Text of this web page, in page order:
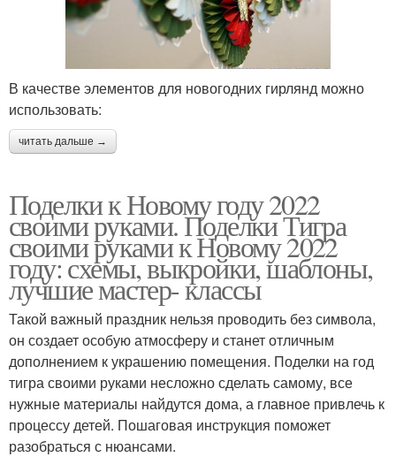
В качестве элементов для новогодних гирлянд можно
использовать:
читать дальше →
Поделки к Новому году 2022
своими руками. Поделки Тигра
своими руками к Новому 2022
году: схемы, выкройки, шаблоны,
лучшие мастер- классы
Такой важный праздник нельзя проводить без символа,
он создает особую атмосферу и станет отличным
дополнением к украшению помещения. Поделки на год
тигра своими руками несложно сделать самому, все
нужные материалы найдутся дома, а главное привлечь к
процессу детей. Пошаговая инструкция поможет
разобраться с нюансами.